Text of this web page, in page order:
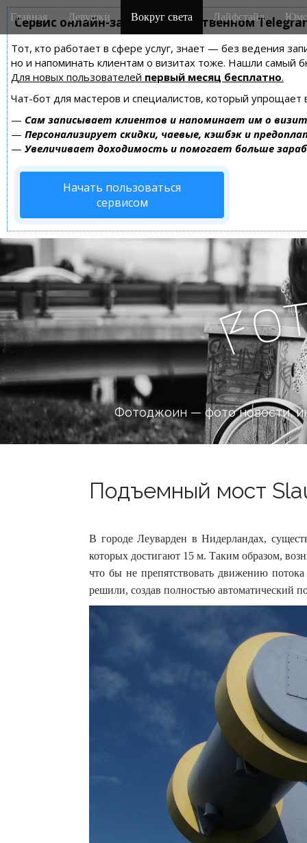
Сервис онлайн-записи на собственном
Тот, кто работает в сфере услуг, знает — без ведения
но и напоминать клиентам о визитах тоже. Нашли самый
Для новых пользователей первый месяц бесплатно.
Чат-бот для мастеров и специалистов, который упрощает
— Сам записывает клиентов и напоминает им о
— Персонализирует скидки, чаевые, кэшбэк и
— Увеличивает доходимость и помогает больше
Начать пользоваться
сервисом
M
a
n
m
e
n
u
i
Главная Девушки Вокруг света Лайфстайл
Fo
Фотоджоин — фото новости,
Подъемный мост
В городе Леуварден в Нидерландах,
которых достигают 15 м. Таким образом,
что бы не препятствовать движению
решили, создав полностью автоматический